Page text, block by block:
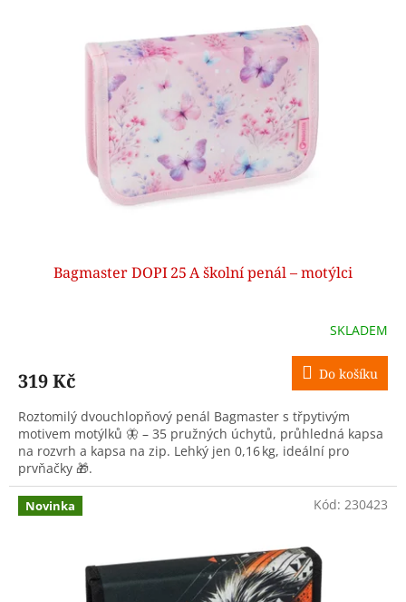
Bagmaster DOPI 25 A školní penál – motýlci
SKLADEM
319 Kč Do košíku
Roztomilý dvouchlopňový penál Bagmaster s třpytivým
motivem motýlků 🦋 – 35 pružných úchytů, průhledná kapsa
na rozvrh a kapsa na zip. Lehký jen 0,16 kg, ideální pro
prvňačky 🎁.
Novinka Kód: 230423